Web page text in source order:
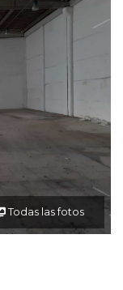
Todas las fotos